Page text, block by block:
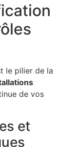
le pilier de la
de vos
et